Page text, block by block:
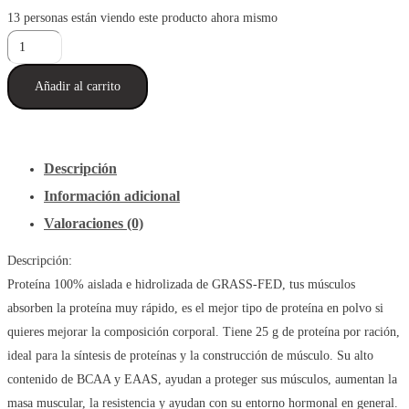
13 personas están viendo este producto ahora mismo
Proteína
Hidrolizada
Sascha
Fitness
Shaker
cantidad
Añadir al carrito
Descripción
Información adicional
Valoraciones (0)
Descripción:
Proteína 100% aislada e hidrolizada de GRASS-FED, tus músculos
absorben la proteína muy rápido, es el mejor tipo de proteína en polvo si
quieres mejorar la composición corporal. Tiene 25 g de proteína por ración,
ideal para la síntesis de proteínas y la construcción de músculo. Su alto
contenido de BCAA y EAAS, ayudan a proteger sus músculos, aumentan la
masa muscular, la resistencia y ayudan con su entorno hormonal en general.